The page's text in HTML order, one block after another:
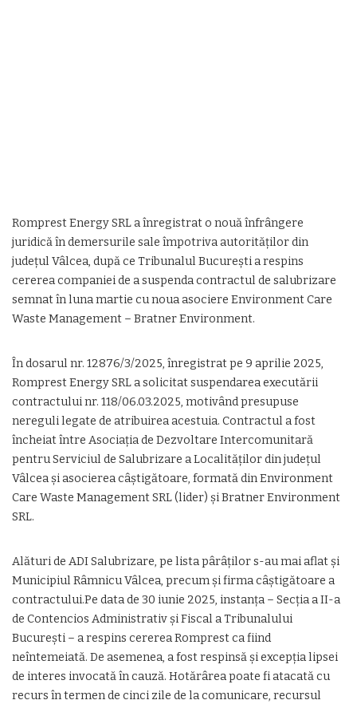
Romprest Energy SRL a înregistrat o nouă înfrângere
juridică în demersurile sale împotriva autorităților din
județul Vâlcea, după ce Tribunalul București a respins
cererea companiei de a suspenda contractul de salubrizare
semnat în luna martie cu noua asociere Environment Care
Waste Management – Bratner Environment.
În dosarul nr. 12876/3/2025, înregistrat pe 9 aprilie 2025,
Romprest Energy SRL a solicitat suspendarea executării
contractului nr. 118/06.03.2025, motivând presupuse
nereguli legate de atribuirea acestuia. Contractul a fost
încheiat între Asociația de Dezvoltare Intercomunitară
pentru Serviciul de Salubrizare a Localităților din județul
Vâlcea și asocierea câștigătoare, formată din Environment
Care Waste Management SRL (lider) și Bratner Environment
SRL.
Alături de ADI Salubrizare, pe lista pârâților s-au mai aflat și
Municipiul Râmnicu Vâlcea, precum și firma câștigătoare a
contractului.Pe data de 30 iunie 2025, instanța – Secția a II-a
de Contencios Administrativ și Fiscal a Tribunalului
București – a respins cererea Romprest ca fiind
neîntemeiată. De asemenea, a fost respinsă și excepția lipsei
de interes invocată în cauză. Hotărârea poate fi atacată cu
recurs în termen de cinci zile de la comunicare, recursul